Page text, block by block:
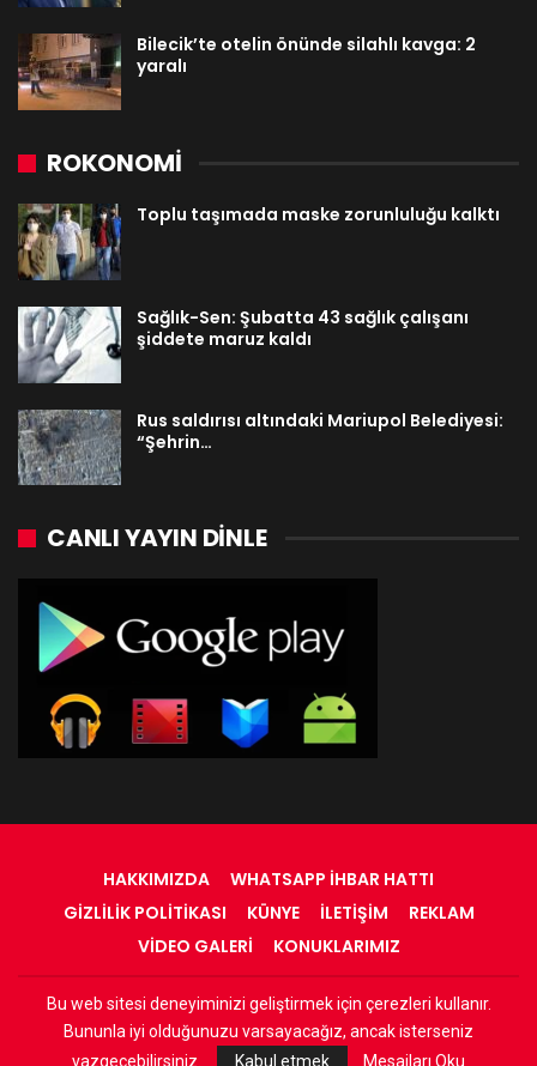
Bilecik’te otelin önünde silahlı kavga: 2
yaralı
ROKONOMİ
Toplu taşımada maske zorunluluğu kalktı
Sağlık-Sen: Şubatta 43 sağlık çalışanı
şiddete maruz kaldı
Rus saldırısı altındaki Mariupol Belediyesi:
“Şehrin…
CANLI YAYIN DINLE
HAKKIMIZDA
WHATSAPP İHBAR HATTI
GIZLILIK POLITIKASI
KÜNYE İLETIŞIM
REKLAM
VIDEO GALERI
KONUKLARIMIZ
© 2022 - RadyOrinal - Tüm Hakları Saklıdır
Web Tasarım:Adnan
Bu web sitesi deneyiminizi geliştirmek için çerezleri kullanır.
Bununla iyi olduğunuzu varsayacağız, ancak isterseniz
vazgeçebilirsiniz.
Kabul etmek Mesajları Oku